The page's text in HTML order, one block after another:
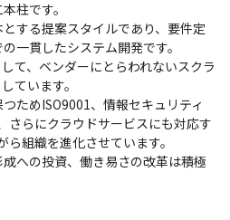
柱です。
する提案スタイルであり、要件定
一貫したシステム開発です。
て、ベンダーにとらわれないスクラ
ています。
ためISO9001、情報セキュリティ
さらにクラウドサービスにも対応す
組織を進化させています。
への投資、働き易さの改革は積極